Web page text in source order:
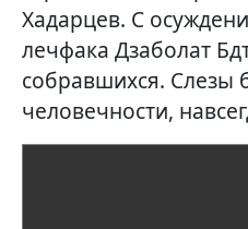
Хадарцев. С
лечфака Дзаболат
собравшихся. Слезы
человечности,